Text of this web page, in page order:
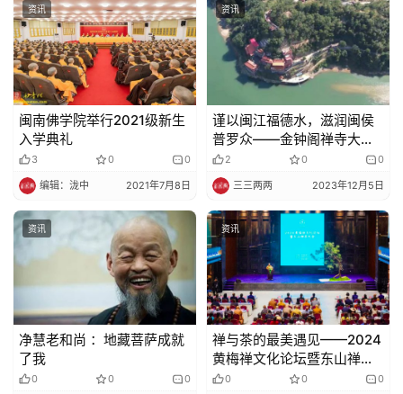
资讯
闽南佛学院举行2021级新生
入学典礼
3 0 0
编辑：泷中 2021年7月8日
资讯
​谨以闽江福德水，滋润闽侯
普罗众——金钟阁禅寺大雄
宝殿奠基暨天王殿佛像落成
大典功德圆满
2 0 0
三三两两 2023年12月5日
资讯
净慧老和尚 ：地藏菩萨成就
了我
0 0 0
资讯
禅与茶的最美遇见——2024
黄梅禅文化论坛暨东山禅茶
大会开幕
0 0 0